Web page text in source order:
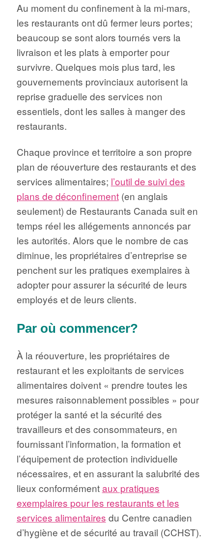
Au moment du confinement à la mi-mars,
les restaurants ont dû fermer leurs portes;
beaucoup se sont alors tournés vers la
livraison et les plats à emporter pour
survivre. Quelques mois plus tard, les
gouvernements provinciaux autorisent la
reprise graduelle des services non
essentiels, dont les salles à manger des
restaurants.
Chaque province et territoire a son propre
plan de réouverture des restaurants et des
services alimentaires; l’outil de suivi des
plans de déconfinement(en anglais
seulement) de Restaurants Canada suit en
temps réel les allégements annoncés par
les autorités. Alors que le nombre de cas
diminue, les propriétaires d’entreprise se
penchent sur les pratiques exemplaires à
adopter pour assurer la sécurité de leurs
employés et de leurs clients.
Par où commencer?
À la réouverture, les propriétaires de
restaurant et les exploitants de services
alimentaires doivent « prendre toutes les
mesures raisonnablement possibles » pour
protéger la santé et la sécurité des
travailleurs et des consommateurs, en
fournissant l’information, la formation et
l’équipement de protection individuelle
nécessaires, et en assurant la salubrité des
lieux conformémentaux pratiques
exemplaires pour les restaurants et les
services alimentaires du Centre canadien
d’hygiène et de sécurité au travail (CCHST).